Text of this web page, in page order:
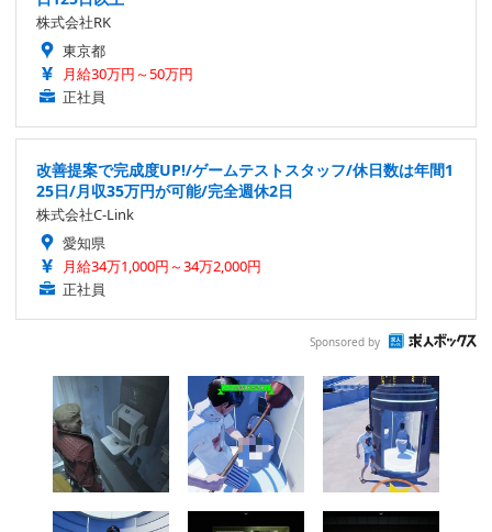
株式会社RK
東京都
月給30万円～50万円
正社員
改善提案で完成度UP!/ゲームテストスタッフ/休日数は年間1
25日/月収35万円が可能/完全週休2日
株式会社C-Link
愛知県
月給34万1,000円～34万2,000円
正社員
Sponsored by